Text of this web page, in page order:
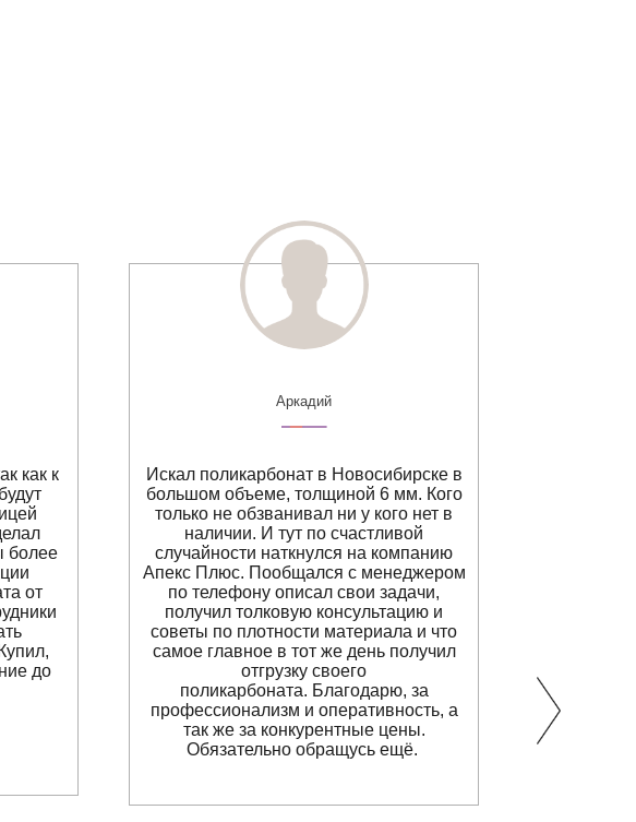
как к
более
от
до
Аркадий
Искал поликарбонат в Новосибирске в
большом объеме, толщиной 6 мм. Кого
только не обзванивал ни у кого нет в
наличии. И тут по счастливой
случайности наткнулся на компанию
Апекс Плюс. Пообщался с менеджером
по телефону описал свои задачи,
получил толковую консультацию и
советы по плотности материала и что
самое главное в тот же день получил
отгрузку своего
поликарбоната. Благодарю, за
профессионализм и оперативность, а
так же за конкурентные цены.
Обязательно обращусь ещё.
телефону,